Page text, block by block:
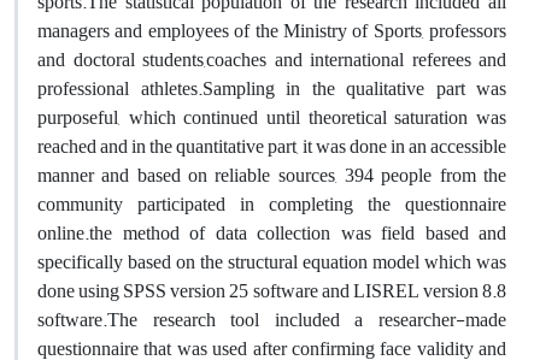
managers and employees of the Ministry of Sports, professors
and doctoral students,coaches and international referees and
professional athletes.Sampling in the qualitative part was
purposeful, which continued until theoretical saturation was
reached and in the quantitative part, it was done in an accessible
manner and based on reliable sources, 394 people from the
community participated in completing the questionnaire
online.the method of data collection was field based and
specifically based on the structural equation model which was
done using SPSS version 25 software and LISREL version 8.8
software.The research tool included a researcher-made
questionnaire that was used after confirming face validity and